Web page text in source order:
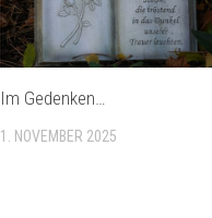
Im Gedenken…
1. NOVEMBER 2025